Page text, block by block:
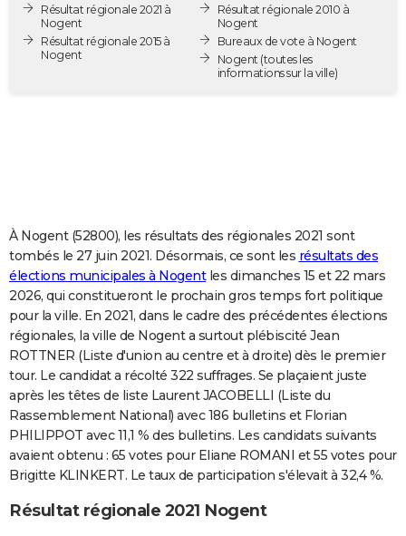
Destinations
City break
Voyage nature
Voyage de noces
Forum
PHOTO
GUIDES D'ACHAT
COPAINS D'AVANT
S'inscrire
Se connecter
Lycées
Collèges
Primaires
Universités
Entreprises
Service militaire
Avis de recherche
AVIS DE DÉCÈS
FORUM
Bricolage
Lifestyle
Culture
Sport
Auto
Television
Voyage
Cinema
Résultat régionale 2021 à
Nogent
Résultat régionale 2015 à
Nogent
Résultat régionale 2010 à
Nogent
Bureaux de vote à Nogent
Nogent (toutes les
informations sur la ville)
À Nogent (52800), les résultats des régionales 2021 sont
tombés le 27 juin 2021. Désormais, ce sont les résultats des
élections municipales à Nogentles dimanches 15 et 22 mars
2026, qui constitueront le prochain gros temps fort politique
pour la ville. En 2021, dans le cadre des précédentes élections
régionales, la ville de Nogent a surtout plébiscité Jean
ROTTNER (Liste d'union au centre et à droite) dès le premier
tour. Le candidat a récolté 322 suffrages. Se plaçaient juste
après les têtes de liste Laurent JACOBELLI (Liste du
Rassemblement National) avec 186 bulletins et Florian
PHILIPPOT avec 11,1 % des bulletins. Les candidats suivants
avaient obtenu : 65 votes pour Eliane ROMANI et 55 votes pour
Brigitte KLINKERT. Le taux de participation s'élevait à 32,4 %.
Résultat régionale 2021 Nogent